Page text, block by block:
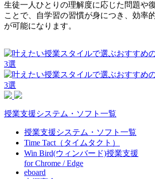
生徒一人ひとりの理解度に応じた問題や
ことで、自学習の習慣が身につき、効率
が可能になります。
授業支援システム・ソフト一覧
授業支援システム・ソフト一覧
Time Tact（タイムタクト）
Win Bird(ウィンバード)授業支援
for Chrome / Edge
eboard